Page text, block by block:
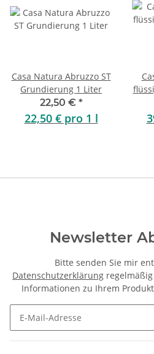
Casa Natura Abruzzo ST
Grundierung 1 Liter
22,50 € *
22,50 € pro 1 l
Newsletter
Bitte senden Sie mir
Datenschutzerklärung
Informationen zu Ihrem